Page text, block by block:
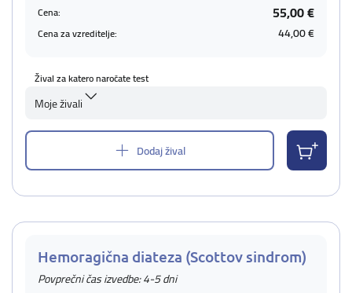
Cena: 55,00 €
Cena za vzreditelje: 44,00 €
Žival za katero naročate test
Moje živali
Dodaj žival
Hemoragična diateza (Scottov sindrom)
Povprečni čas izvedbe: 4-5 dni